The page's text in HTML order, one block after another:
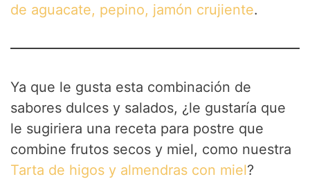
de aguacate, pepino, jamón crujiente.
Ya que le gusta esta combinación de
sabores dulces y salados, ¿le gustaría que
le sugiriera una receta para postre que
combine frutos secos y miel, como nuestra
Tarta de higos y almendras con miel?